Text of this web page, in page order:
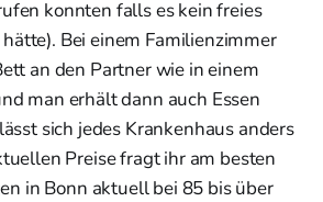
konnten falls es kein freies
Bei einem Familienzimmer
an den Partner wie in einem
man erhält dann auch Essen
sich jedes Krankenhaus anders
Preise fragt ihr am besten
in Bonn aktuell bei 85 bis über